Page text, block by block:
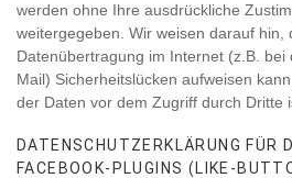
werden ohne Ihre ausdrückliche
weitergegeben. Wir weisen darauf hin,
Datenübertragung im Internet (z.B. bei
Mail) Sicherheitslücken aufweisen
der Daten vor dem Zugriff durch Dritte
DATENSCHUTZERKLÄRUNG FÜR
FACEBOOK-PLUGINS (LIKE-